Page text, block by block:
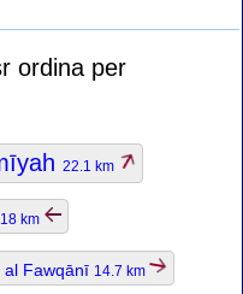
ordina per
22.1 km
18 km
al Fawqānī 14.7 km